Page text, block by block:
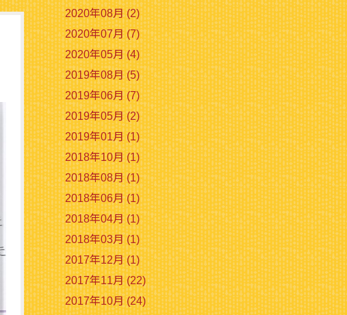
2020年08月 (2)
2020年07月 (7)
2020年05月 (4)
2019年08月 (5)
2019年06月 (7)
2019年05月 (2)
2019年01月 (1)
2018年10月 (1)
2018年08月 (1)
2018年06月 (1)
2018年04月 (1)
2018年03月 (1)
2017年12月 (1)
2017年11月 (22)
2017年10月 (24)